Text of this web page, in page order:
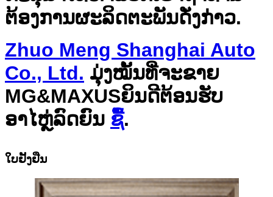
ຕ້ອງການຜະລິດຕະພັນດັ່ງກ່າວ.
Zhuo Meng Shanghai Auto
Co., Ltd. ມຸ່ງໝັ້ນທີ່ຈະຂາຍ
MG&MAXUSຍິນດີຕ້ອນຮັບ
ອາໄຫຼ່ລົດຍົນ ຊື້.
ໃບຢັ້ງຢືນ